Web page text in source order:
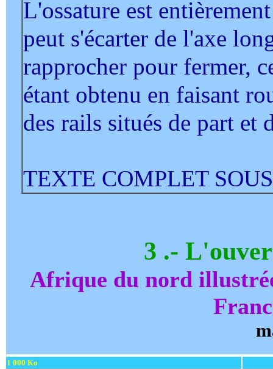
L'ossature est
peut s'écarter de l'axe
rapprocher pour fermer,
étant obtenu en faisant
des rails situés de part et
TEXTE COMPLET
3 .-
Afrique du nord
1 000 Ko